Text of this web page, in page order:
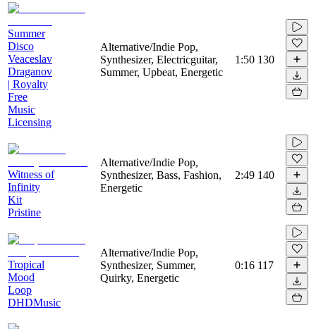
Summer
Disco
Veaceslav
Draganov
| Royalty
Free
Music
Licensing
Alternative/Indie Pop,
Synthesizer, Electricguitar,
Summer, Upbeat, Energetic
1:50 130
Witness of
Infinity
Kit
Pristine
Alternative/Indie Pop,
Synthesizer, Bass, Fashion,
Energetic
2:49 140
Tropical
Mood
Loop
DHDMusic
Alternative/Indie Pop,
Synthesizer, Summer,
Quirky, Energetic
0:16 117